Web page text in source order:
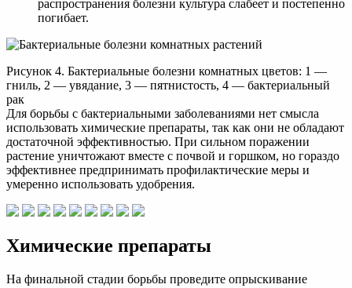
распространения болезни культура слабеет и постепенно
погибает.
Рисунок 4. Бактериальные болезни комнатных цветов: 1 —
гниль, 2 — увядание, 3 — пятнистость, 4 — бактериальный
рак
Для борьбы с бактериальными заболеваниями нет смысла
использовать химические препараты, так как они не обладают
достаточной эффективностью. При сильном поражении
растение уничтожают вместе с почвой и горшком, но гораздо
эффективнее предпринимать профилактические меры и
умеренно использовать удобрения.
Химические препараты
На финальной стадии борьбы проведите опрыскивание